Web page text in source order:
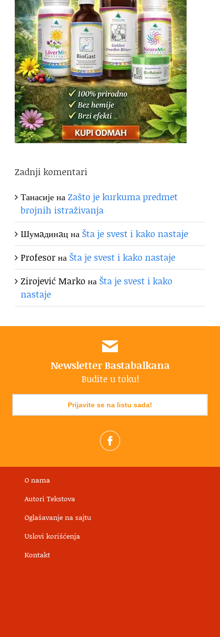
Zadnji komentari
ТанасијенаZašto je kurkuma predmet
brojnih istraživanja
Шумaдинaцна Šta je svest i kako nastaje
Profesorна Šta je svest i kako nastaje
Zirojević Marko на Šta je svest i kako
nastaje
Newsletter Bastabalkana
Budite u toku!
Prijavite se na listu sada!
O nama
Autori Tekstova
Oglašavanje na sajtu
Uslovi korišćenja
Kontakt